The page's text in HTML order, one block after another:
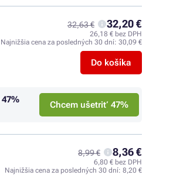
32,63 € 32,20 €
26,18 € bez DPH
Najnižšia cena za posledných 30 dní: 30,09 €
Do košíka
47%
Chcem ušetriť 47%
8,99 € 8,36 €
6,80 € bez DPH
Najnižšia cena za posledných 30 dní: 8,20 €